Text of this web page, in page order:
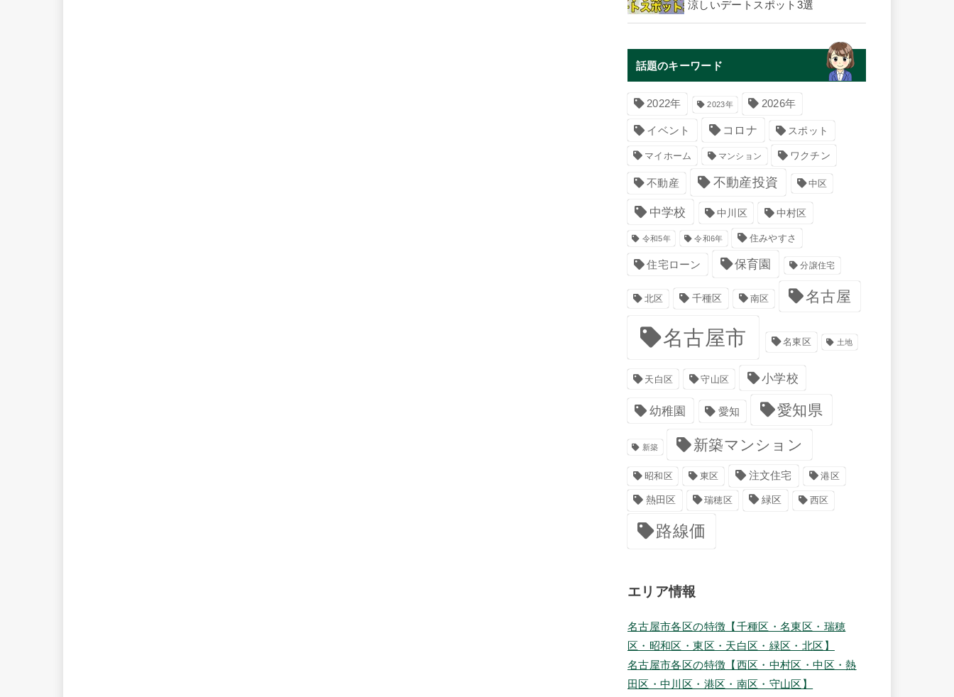
涼しいデートスポット3選
話題のキーワード
2022年 2023年 2026年
イベント コロナ スポット
マイホーム マンション ワクチン
不動産 不動産投資 中区
中学校 中川区 中村区
令和5年 令和6年 住みやすさ
住宅ローン 保育園 分譲住宅
北区 千種区 南区 名古屋
名古屋市 名東区 土地
天白区 守山区 小学校
幼稚園 愛知 愛知県
新築 新築マンション
昭和区 東区 注文住宅 港区
熱田区 瑞穂区 緑区 西区
路線価
エリア情報
名古屋市各区の特徴【千種区・名東区・瑞穂
区・昭和区・東区・天白区・緑区・北区】
名古屋市各区の特徴【西区・中村区・中区・熱
田区・中川区・港区・南区・守山区】